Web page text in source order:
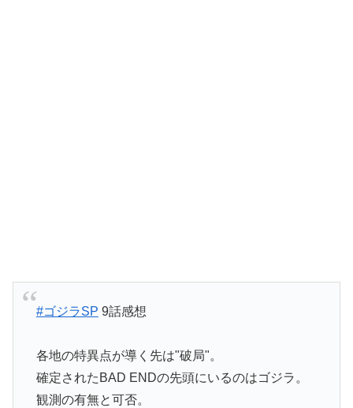
#ゴジラSP 9話感想
各地の特異点が導く先は"破局"。
確定されたBAD ENDの先頭にいるのはゴジラ。
観測の有無と可否。